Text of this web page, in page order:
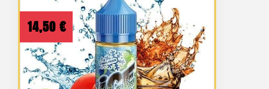
14,50 €